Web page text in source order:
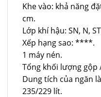
Khe vào: khả năng
cm.
Lớp khí hậu: SN, N,
Xếp hạng sao: ****.
1 máy nén.
Tổng khối lượng gộp
Dung tích của ngăn
235/229 lít.